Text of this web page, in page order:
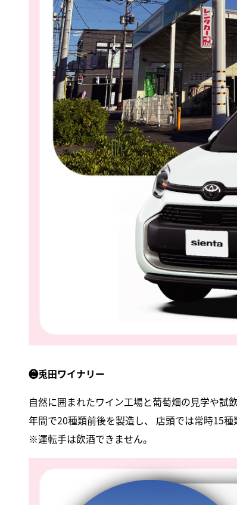
❷兎田ワイナリー
自然に囲まれたワイン工場と葡萄畑の見学や試
年間で20種類前後を製造し、 店頭では常時15
※運転手は飲酒できません。